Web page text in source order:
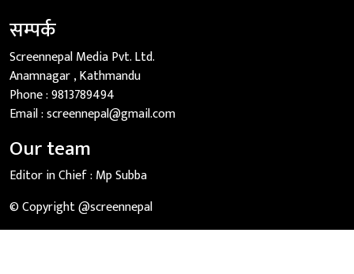
सम्पर्क
Screennepal Media Pvt. Ltd.
Anamnagar , Kathmandu
Phone :9813789494
Email :screennepal@gmail.com
Our team
Editor in Chief : Mp Subba
© Copyright @screennepal